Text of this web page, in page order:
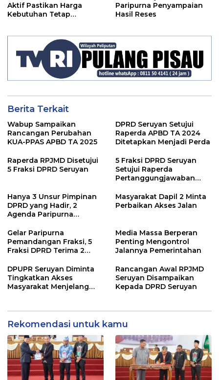
Aktif Pastikan Harga
Kebutuhan Tetap
Paripurna Penyampaian
Hasil Reses
Berita Terkait
Wabup Sampaikan
Rancangan Perubahan
KUA-PPAS APBD TA 2025
DPRD Seruyan Setujui
Raperda APBD TA 2024
Ditetapkan Menjadi Perda
Raperda RPJMD Disetujui
5 Fraksi DPRD Seruyan
5 Fraksi DPRD Seruyan
Setujui Raperda
Pertanggungjawaban
2024
Hanya 3 Unsur Pimpinan
DPRD yang Hadir, 2
Agenda Paripurna
Masyarakat Dapil 2 Minta
Perbaikan Akses Jalan
Gelar Paripurna
Pemandangan Fraksi, 5
Fraksi DPRD Terima 2
Media Massa Berperan
Penting Mengontrol
Jalannya Pemerintahan
DPUPR Seruyan Diminta
Tingkatkan Akses
Masyarakat Menjelang
Rancangan Awal RPJMD
Seruyan Disampaikan
Kepada DPRD Seruyan
Rekomendasi untuk kamu